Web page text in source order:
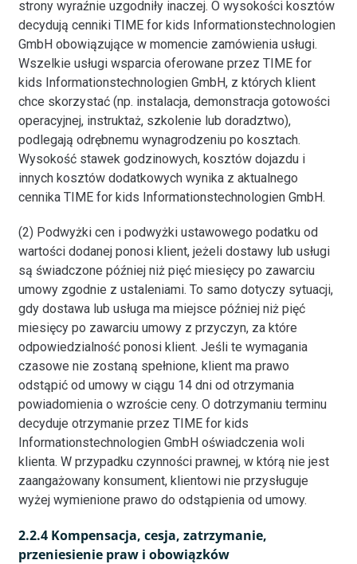
strony wyraźnie uzgodniły inaczej. O wysokości kosztów
decydują cenniki TIME for kids Informationstechnologien
GmbH obowiązujące w momencie zamówienia usługi.
Wszelkie usługi wsparcia oferowane przez TIME for
kids Informationstechnologien GmbH, z których klient
chce skorzystać (np. instalacja, demonstracja gotowości
operacyjnej, instruktaż, szkolenie lub doradztwo),
podlegają odrębnemu wynagrodzeniu po kosztach.
Wysokość stawek godzinowych, kosztów dojazdu i
innych kosztów dodatkowych wynika z aktualnego
cennika TIME for kids Informationstechnologien GmbH.
(2) Podwyżki cen i podwyżki ustawowego podatku od
wartości dodanej ponosi klient, jeżeli dostawy lub usługi
są świadczone później niż pięć miesięcy po zawarciu
umowy zgodnie z ustaleniami. To samo dotyczy sytuacji,
gdy dostawa lub usługa ma miejsce później niż pięć
miesięcy po zawarciu umowy z przyczyn, za które
odpowiedzialność ponosi klient. Jeśli te wymagania
czasowe nie zostaną spełnione, klient ma prawo
odstąpić od umowy w ciągu 14 dni od otrzymania
powiadomienia o wzroście ceny. O dotrzymaniu terminu
decyduje otrzymanie przez TIME for kids
Informationstechnologien GmbH oświadczenia woli
klienta. W przypadku czynności prawnej, w którą nie jest
zaangażowany konsument, klientowi nie przysługuje
wyżej wymienione prawo do odstąpienia od umowy.
2.2.4 Kompensacja, cesja, zatrzymanie,
przeniesienie praw i obowiązków